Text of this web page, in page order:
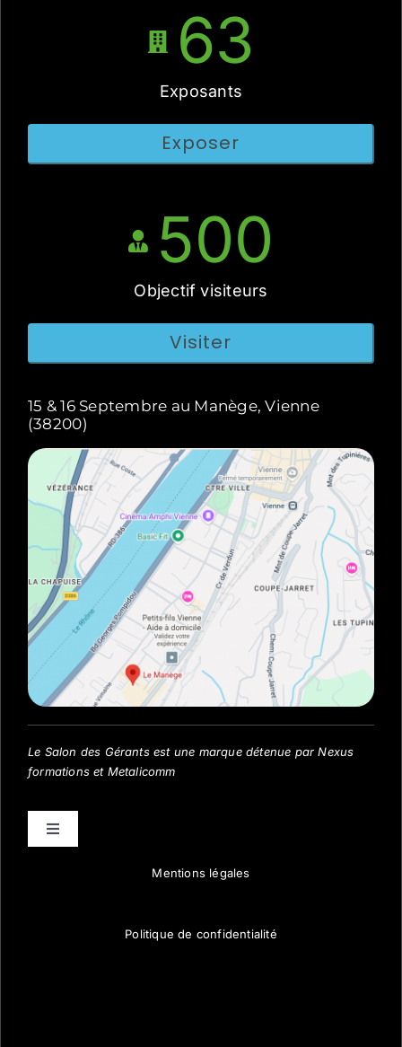
63
Exposants
Exposer
500
Objectif visiteurs
Visiter
15 & 16 Septembre au Manège, Vienne
(38200)
Le Salon des Gérants est une marque détenue par Nexus
formations et Metalicomm
Toggle
Mentions légales
Politique de confidentialité